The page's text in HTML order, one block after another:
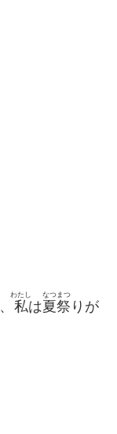
私
わたし
は夏
なつ
祭
まつ
りが